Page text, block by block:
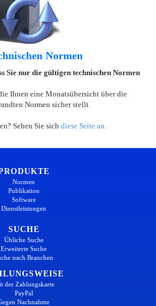
Normen
Sie nur die gültigen technischen Normen
Ihnen eine Monatsübersicht über die
Normen sicher stellt.
Sehen Sie sich diese Seite an
Normen
Publikation
Software
Dienstleistungen
SUCHE
Übliche Suche
Erweiterte Suche
nach Branchen
der Zahlungskarte
PayPal
Nachnahme